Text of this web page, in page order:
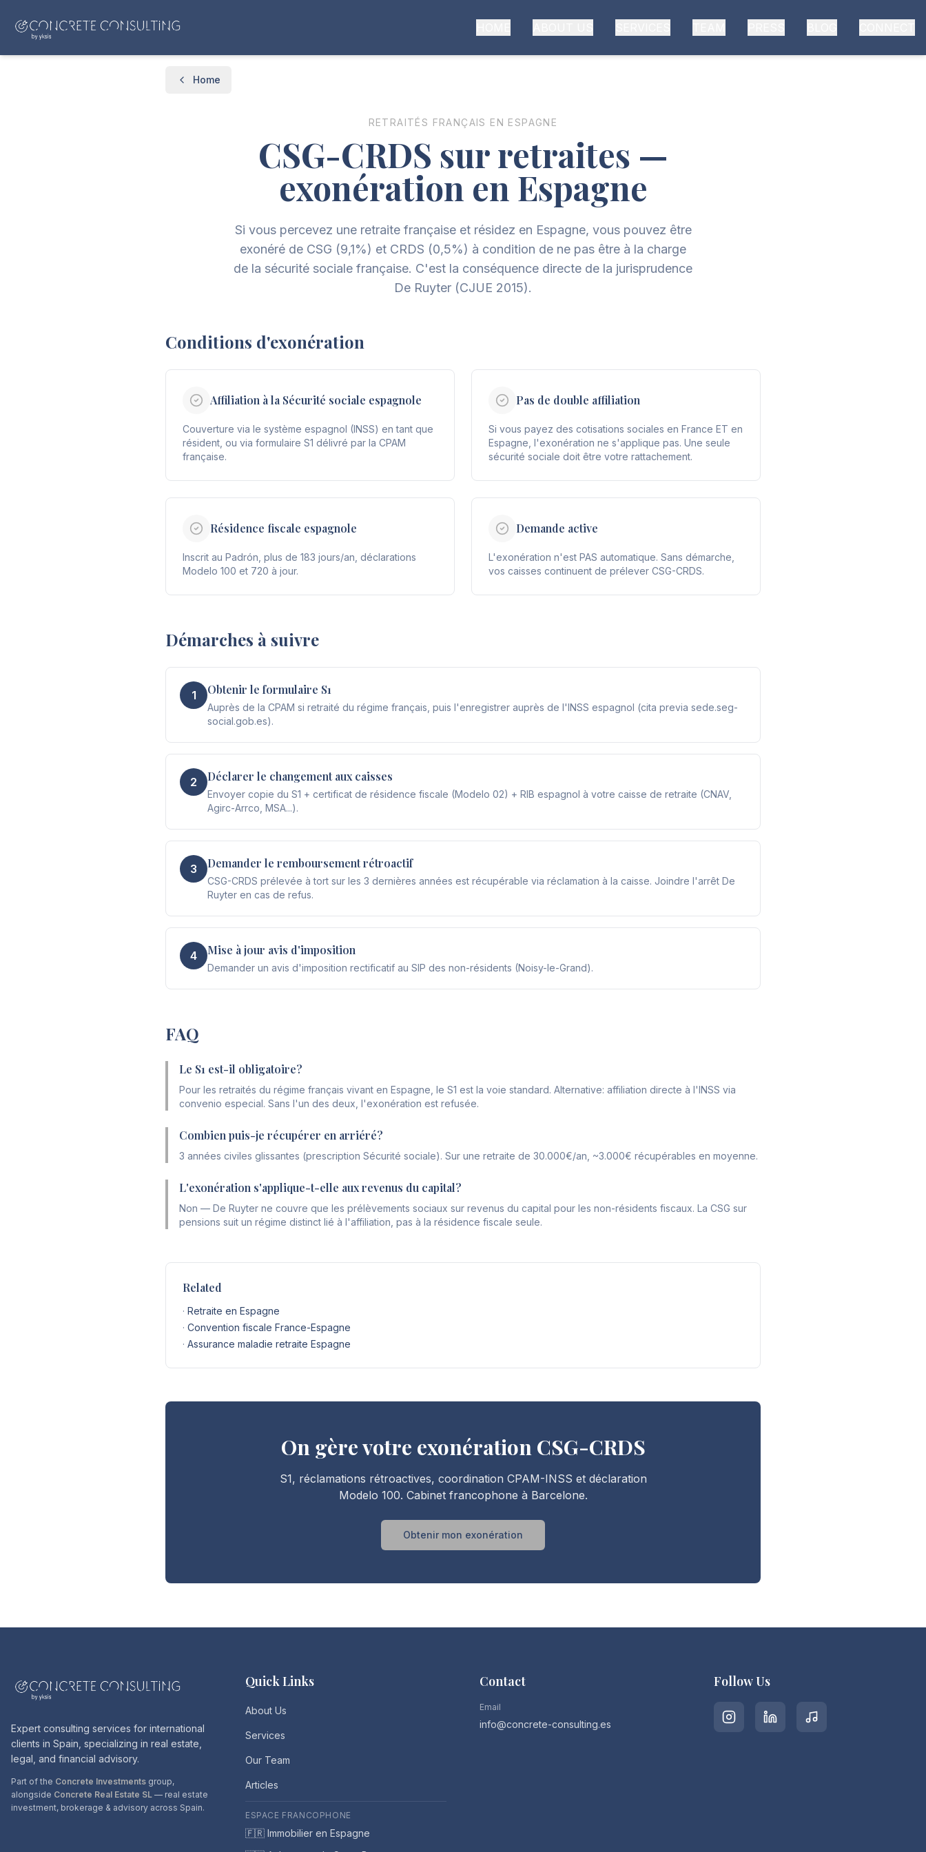
Home
RETRAITÉS FRANÇAIS EN ESPAGNE
CSG-CRDS sur retraites —
exonération en Espagne
Si vous percevez une retraite française et résidez en Espagne, vous pouvez être
exonéré de CSG (9,1%) et CRDS (0,5%) à condition de ne pas être à la charge
de la sécurité sociale française. C'est la conséquence directe de la jurisprudence
De Ruyter (CJUE 2015).
Conditions d'exonération
Affiliation à la Sécurité sociale espagnole
Couverture via le système espagnol (INSS) en tant que
résident, ou via formulaire S1 délivré par la CPAM
française.
Pas de double affiliation
Si vous payez des cotisations sociales en France ET en
Espagne, l'exonération ne s'applique pas. Une seule
sécurité sociale doit être votre rattachement.
Résidence fiscale espagnole
Inscrit au Padrón, plus de 183 jours/an, déclarations
Modelo 100 et 720 à jour.
Demande active
L'exonération n'est PAS automatique. Sans démarche,
vos caisses continuent de prélever CSG-CRDS.
Démarches à suivre
1 Obtenir le formulaire S1
Auprès de la CPAM si retraité du régime français, puis l'enregistrer auprès de l'INSS espagnol (cita previa sede.seg-
social.gob.es).
2 Déclarer le changement aux caisses
Envoyer copie du S1 + certificat de résidence fiscale (Modelo 02) + RIB espagnol à votre caisse de retraite (CNAV,
Agirc-Arrco, MSA...).
3 Demander le remboursement rétroactif
CSG-CRDS prélevée à tort sur les 3 dernières années est récupérable via réclamation à la caisse. Joindre l'arrêt De
Ruyter en cas de refus.
4 Mise à jour avis d'imposition
Demander un avis d'imposition rectificatif au SIP des non-résidents (Noisy-le-Grand).
FAQ
Le S1 est-il obligatoire?
Pour les retraités du régime français vivant en Espagne, le S1 est la voie standard. Alternative: affiliation directe à l'INSS via
convenio especial. Sans l'un des deux, l'exonération est refusée.
Combien puis-je récupérer en arriéré?
3 années civiles glissantes (prescription Sécurité sociale). Sur une retraite de 30.000€/an, ~3.000€ récupérables en moyenne.
L'exonération s'applique-t-elle aux revenus du capital?
Non — De Ruyter ne couvre que les prélèvements sociaux sur revenus du capital pour les non-résidents fiscaux. La CSG sur
pensions suit un régime distinct lié à l'affiliation, pas à la résidence fiscale seule.
Related
· Retraite en Espagne
· Convention fiscale France-Espagne
· Assurance maladie retraite Espagne
On gère votre exonération CSG-CRDS
S1, réclamations rétroactives, coordination CPAM-INSS et déclaration
Modelo 100. Cabinet francophone à Barcelone.
Obtenir mon exonération
Expert consulting services for international
clients in Spain, specializing in real estate,
legal, and financial advisory.
Part of the Concrete Investments group,
alongside Concrete Real Estate SL — real estate
investment, brokerage & advisory across Spain.
Quick Links
About Us
Services
Our Team
Articles
ESPACE FRANCOPHONE
🇫🇷 Immobilier en Espagne
Contact
Email
info@concrete-consulting.es
Follow Us